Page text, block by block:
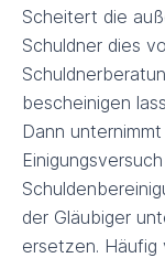
Scheitert die
Schuldner dies
bescheinigen
Dann
der Gläubiger
ersetzen.